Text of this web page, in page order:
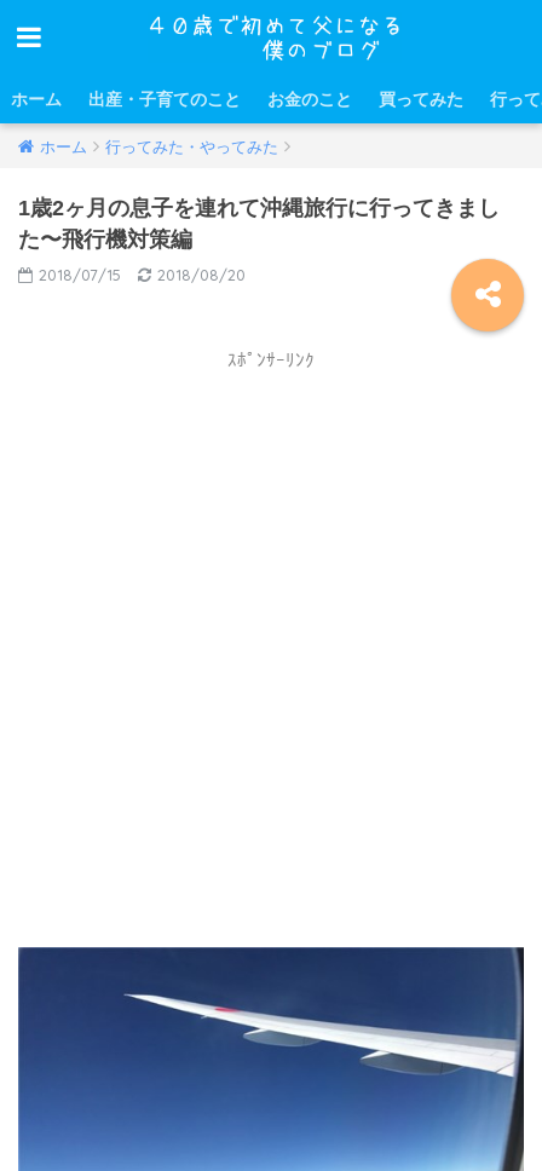
ホーム 出産・子育てのこと お金のこと 買ってみた 行っ
ホーム 行ってみた・やってみた
1歳2ヶ月の息子を連れて沖縄旅行に行ってきまし
た〜飛行機対策編
2018/07/15 2018/08/20
ｽﾎﾟﾝｻｰﾘﾝｸ